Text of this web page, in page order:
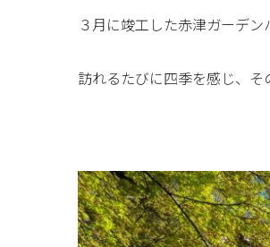
３月に竣工した赤津ガーデ
訪れるたびに四季を感じ、そ